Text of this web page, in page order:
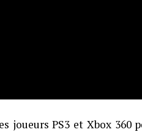
joueurs PS3 et Xbox 360